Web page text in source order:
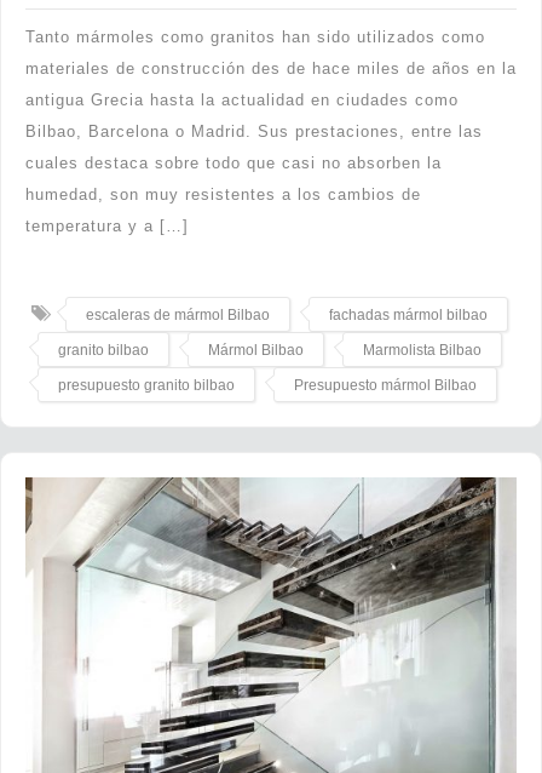
Tanto mármoles como granitos han sido utilizados como
materiales de construcción des de hace miles de años en la
antigua Grecia hasta la actualidad en ciudades como
Bilbao, Barcelona o Madrid. Sus prestaciones, entre las
cuales destaca sobre todo que casi no absorben la
humedad, son muy resistentes a los cambios de
temperatura y a […]
escaleras de mármol Bilbao fachadas mármol bilbao
granito bilbao Mármol Bilbao Marmolista Bilbao
presupuesto granito bilbao Presupuesto mármol Bilbao